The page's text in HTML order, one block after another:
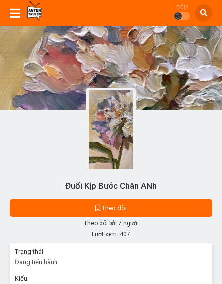
TỐI?
Đuổi Kịp Bước Chân ANh
Theo dõi
Theo dõi bởi 7 người
Lượt xem: 407
Trạng thái
Đang tiến hành
Kiểu